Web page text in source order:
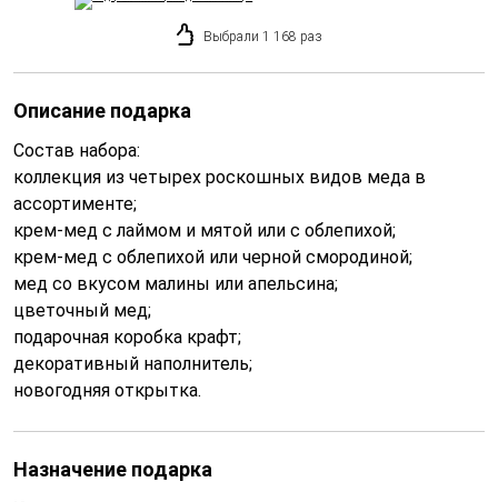
Выбрали 1 168 раз
Описание подарка
Состав набора:
коллекция из четырех роскошных видов меда в
ассортименте;
крем-мед с лаймом и мятой или с облепихой;
крем-мед с облепихой или черной смородиной;
мед со вкусом малины или апельсина;
цветочный мед;
подарочная коробка крафт;
декоративный наполнитель;
новогодняя открытка.
Назначение подарка